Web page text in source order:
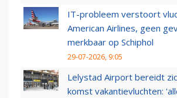
IT-probleem verstoort
American Airlines, geen
merkbaar op Schiphol
29-07-2026, 9:05
Lelystad Airport bereidt
komst vakantievluchten: